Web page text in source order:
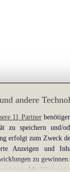
andere
11 Partner
zu speichern und/
erfolgt zum Zweck
Anzeigen und
zu
hier . Mit Klick auf